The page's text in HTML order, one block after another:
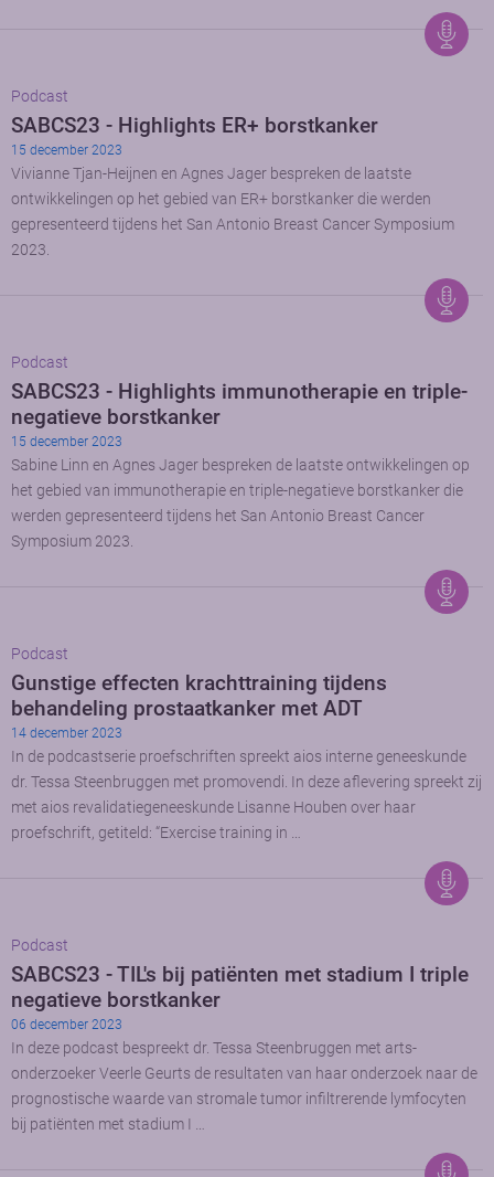
Podcast
SABCS23 - Highlights ER+ borstkanker
15 december 2023
Vivianne Tjan-Heijnen en Agnes Jager bespreken de laatste
ontwikkelingen op het gebied van ER+ borstkanker die werden
gepresenteerd tijdens het San Antonio Breast Cancer Symposium
2023.
Podcast
SABCS23 - Highlights immunotherapie en triple-
negatieve borstkanker
15 december 2023
Sabine Linn en Agnes Jager bespreken de laatste ontwikkelingen op
het gebied van immunotherapie en triple-negatieve borstkanker die
werden gepresenteerd tijdens het San Antonio Breast Cancer
Symposium 2023.
Podcast
Gunstige effecten krachttraining tijdens
behandeling prostaatkanker met ADT
14 december 2023
In de podcastserie proefschriften spreekt aios interne geneeskunde
dr. Tessa Steenbruggen met promovendi. In deze aflevering spreekt zij
met aios revalidatiegeneeskunde Lisanne Houben over haar
proefschrift, getiteld: “Exercise training in …
Podcast
SABCS23 - TIL's bij patiënten met stadium I triple
negatieve borstkanker
06 december 2023
In deze podcast bespreekt dr. Tessa Steenbruggen met arts-
onderzoeker Veerle Geurts de resultaten van haar onderzoek naar de
prognostische waarde van stromale tumor infiltrerende lymfocyten
bij patiënten met stadium I …